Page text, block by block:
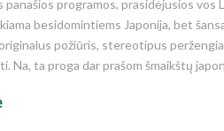
panašios programos, prasidėjusios
besidomintiems Japonija, bet
požiūris, stereotipus
Na, ta proga dar prašom šmaikštų